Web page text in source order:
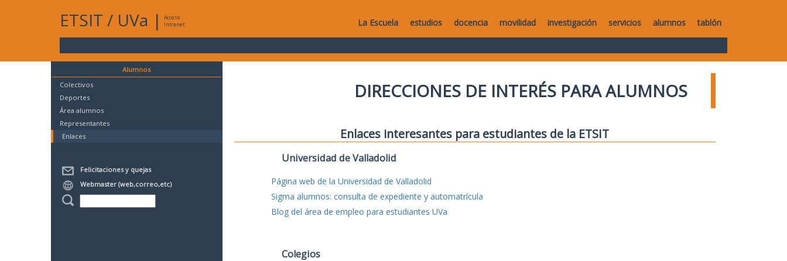
ETSIT / UVa |
Acceso
Intranet
La Escuela estudios docencia movilidad investigación servicios alumnos tablón
Alumnos
Colectivos
Deportes
Área alumnos
Representantes
Enlaces
Felicitaciones y quejas
Webmaster (web,correo,etc)
DIRECCIONES DE INTERÉS PARA ALUMNOS
Enlaces interesantes para estudiantes de la ETSIT
Universidad de Valladolid
Página web de la Universidad de Valladolid
Sigma alumnos: consulta de expediente y automatrícula
Blog del área de empleo para estudiantes UVa
Colegios